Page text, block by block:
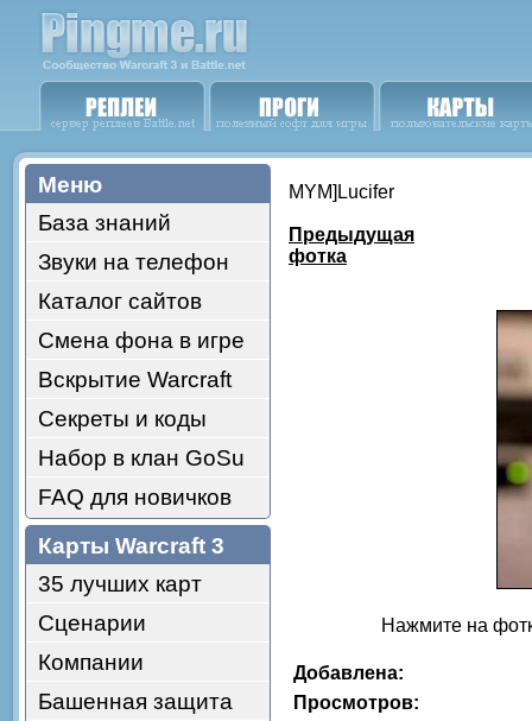
Меню
База знаний
Звуки на телефон
Каталог сайтов
Смена фона в игре
Вскрытие Warcraft
Секреты и коды
Набор в клан GoSu
FAQ для новичков
Карты Warcraft 3
35 лучших карт
Сценарии
Компании
Башенная защита
MYM]Lucifer
Предыдущая
фотка
Нажмите на
Добавлена:
Просмотров: